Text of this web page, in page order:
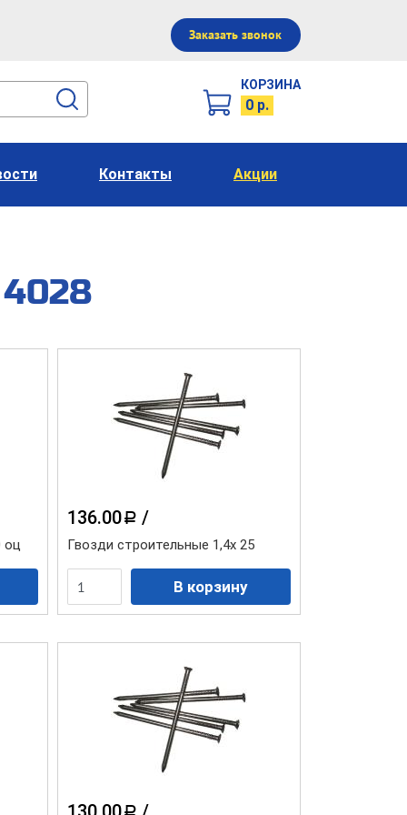
Заказать звонок
КОРЗИНА
0 р.
Контакты Акции
оц
136.00a /
Гвозди строительные 1,4х 25
a
белая
Водосточная система "Элит"